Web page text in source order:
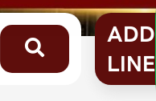
ADD
LINE